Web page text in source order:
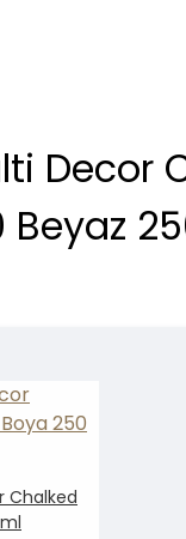
Decor
Beyaz
Chalked